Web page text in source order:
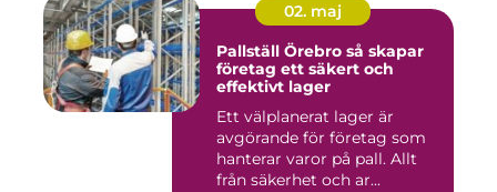
02. maj
Pallställ Örebro så skapar
företag ett säkert och
effektivt lager
Ett välplanerat lager är
avgörande för företag som
hanterar varor på pall. Allt
från säkerhet och ar...